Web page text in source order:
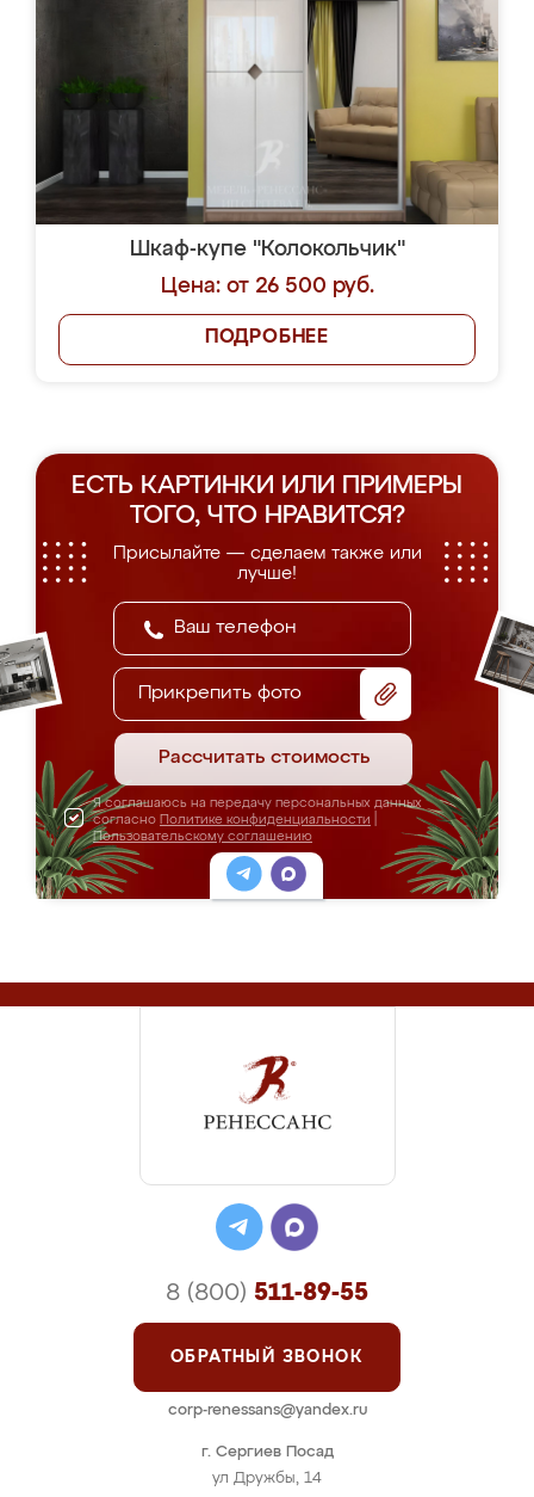
Шкаф-купе "Колокольчик"
Цена: от 26 500 руб.
ПОДРОБНЕЕ
ЕСТЬ КАРТИНКИ ИЛИ ПРИМЕРЫ
ТОГО, ЧТО НРАВИТСЯ?
Присылайте — сделаем также или
лучше!
Прикрепить фото
Рассчитать стоимость
Я соглашаюсь на передачу персональных данных
согласно Политике конфиденциальности
Пользовательскому соглашению
г. Сергиев Посад
ул Дружбы, 14
8 (800) 511-89-55
ОБРАТНЫЙ ЗВОНОК
corp-renessans@yandex.ru